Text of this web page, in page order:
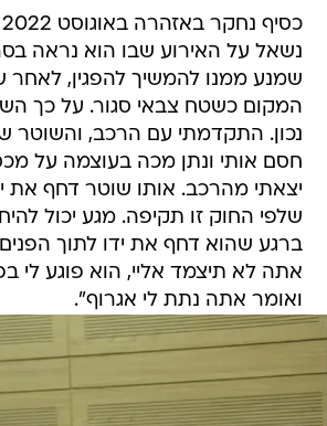
נשאל על האירוע שבו הוא נראה
שמנע ממנו להמשיך להפגין, לאחר
המקום כשטח צבאי סגור. על כך
נכון. התקדמתי עם הרכב, והשוטר
חסם אותי ונתן מכה בעוצמה על
יצאתי מהרכב. אותו שוטר דחף את
שלפי החוק זו תקיפה. מגע יכול
ברגע שהוא דחף את ידו לתוך
אתה לא תיצמד אליי, הוא פוגע לי
ואומר אתה נתת לי אגרוף".